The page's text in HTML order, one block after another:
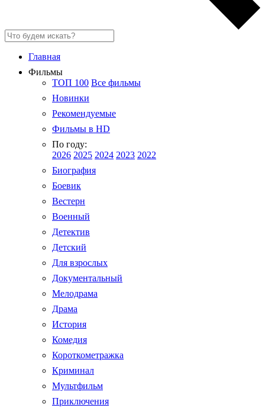
Главная
Фильмы
ТОП 100 Все фильмы
Новинки
Рекомендуемые
Фильмы в HD
По году:
2026 2025 2024 2023 2022
Биография
Боевик
Вестерн
Военный
Детектив
Детский
Для взрослых
Документальный
Мелодрама
Драма
История
Комедия
Короткометражка
Криминал
Мультфильм
Приключения